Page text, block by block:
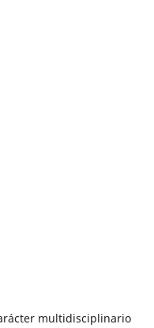
multidisciplinario